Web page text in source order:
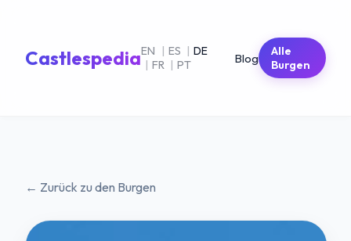
CastlespediaEN | ES | DE
| FR | PT Blog
Alle
Burgen
← Zurück zu den Burgen